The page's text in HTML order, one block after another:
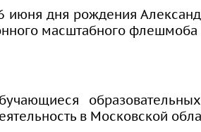
июня дня рождения
масштабного
в Московской